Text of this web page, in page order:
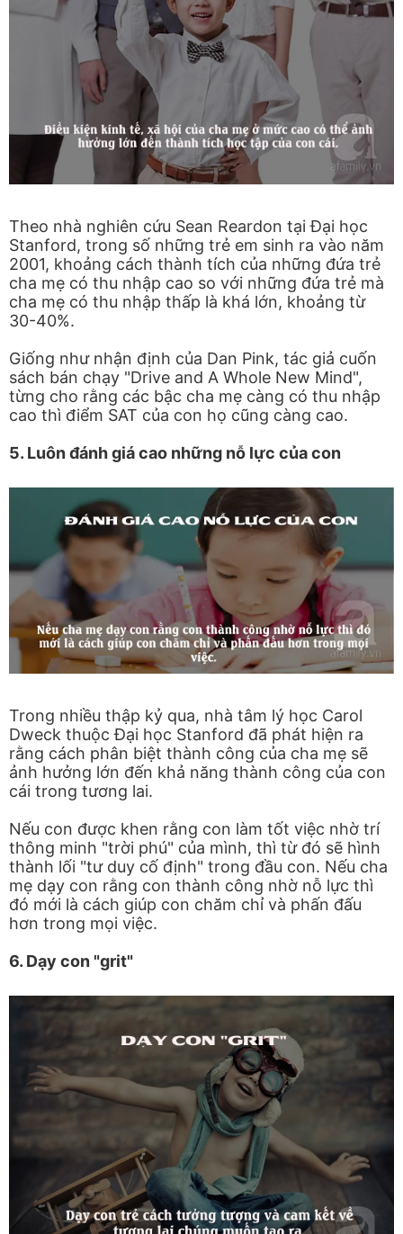
Theo nhà nghiên cứu Sean Reardon tại Đại học
Stanford, trong số những trẻ em sinh ra vào năm
2001, khoảng cách thành tích của những đứa trẻ
cha mẹ có thu nhập cao so với những đứa trẻ mà
cha mẹ có thu nhập thấp là khá lớn, khoảng từ
30-40%.
Giống như nhận định của Dan Pink, tác giả cuốn
sách bán chạy "Drive and A Whole New Mind",
từng cho rằng các bậc cha mẹ càng có thu nhập
cao thì điểm SAT của con họ cũng càng cao.
5. Luôn đánh giá cao những nỗ lực của con
Trong nhiều thập kỷ qua, nhà tâm lý học Carol
Dweck thuộc Đại học Stanford đã phát hiện ra
rằng cách phân biệt thành công của cha mẹ sẽ
ảnh hưởng lớn đến khả năng thành công của con
cái trong tương lai.
Nếu con được khen rằng con làm tốt việc nhờ trí
thông minh "trời phú" của mình, thì từ đó sẽ hình
thành lối "tư duy cố định" trong đầu con. Nếu cha
mẹ dạy con rằng con thành công nhờ nỗ lực thì
đó mới là cách giúp con chăm chỉ và phấn đấu
hơn trong mọi việc.
6. Dạy con "grit"